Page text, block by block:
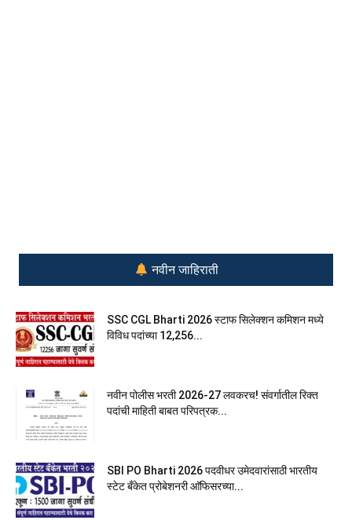
नवीन जाहिराती
SSC CGL Bharti 2026 स्टाफ सिलेक्शन कमिशन मध्ये
विविध पदांच्या 12,256...
नवीन पोलीस भरती 2026-27 लवकरच! संवर्गातील रिक्त
पदांची माहिती बाबत परिपत्रक...
SBI PO Bharti 2026 पदवीधर उमेदवारांसाठी भारतीय
स्टेट बँकेत प्रोबेशनरी आ‍ॅफिसरच्या...